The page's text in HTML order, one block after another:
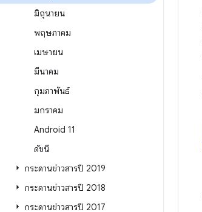
มิถุนายน
พฤษภาคม
เมษายน
มีนาคม
กุมภาพันธ์
มกราคม
Android 11
ดัชนี
กระดานข่าวสารปี 2019
กระดานข่าวสารปี 2018
กระดานข่าวสารปี 2017